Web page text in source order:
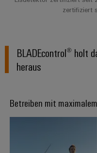
zertifiziert
BLADEcontrol® holt
heraus
Betreiben mit